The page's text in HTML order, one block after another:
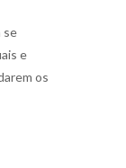
se
e
os